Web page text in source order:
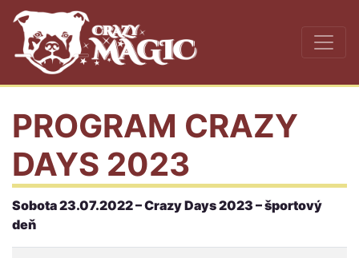
PROGRAM CRAZY
DAYS 2023
Sobota 23.07.2022 – Crazy Days 2023 – športový
deň